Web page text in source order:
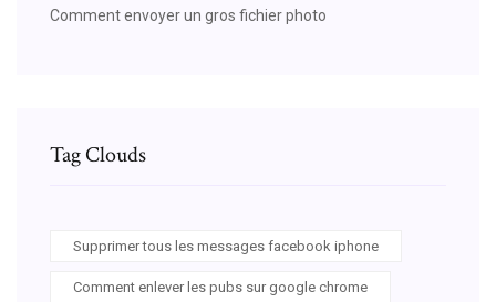
Comment envoyer un gros fichier photo
Tag Clouds
Supprimer tous les messages facebook iphone
Comment enlever les pubs sur google chrome